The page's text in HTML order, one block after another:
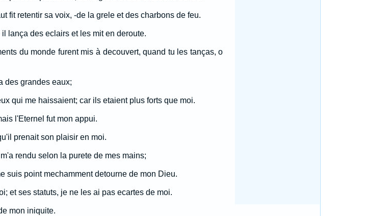
fit retentir sa voix, -de la grele et des charbons de feu.
lança des eclairs et les mit en deroute.
du monde furent mis à decouvert, quand tu les tanças, o
des grandes eaux;
qui me haissaient; car ils etaient plus forts que moi.
l'Eternel fut mon appui.
prenait son plaisir en moi.
rendu selon la purete de mes mains;
suis point mechamment detourne de mon Dieu.
et ses statuts, je ne les ai pas ecartes de moi.
mon iniquite.